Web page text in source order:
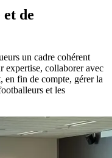
de
un cadre cohérent
expertise, collaborer avec
en fin de compte, gérer la
et les